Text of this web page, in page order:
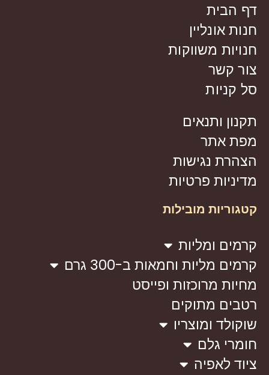
דף הבית
חנות אונליין
חנויות משווקות
צור קשר
סל קניות
תקנון ותנאים
מפת אתר
הצהרת נגישות
מדיניות פרטיות
קטגוריות מובילות
קרמים ומליות
קרמים מליות וחמאות ב-300 גרם
מחיות מרוכזות ופייסט
רטבים מתוקים
שוקולד ומוצריו
חומרי גלם
ציוד לאפיה